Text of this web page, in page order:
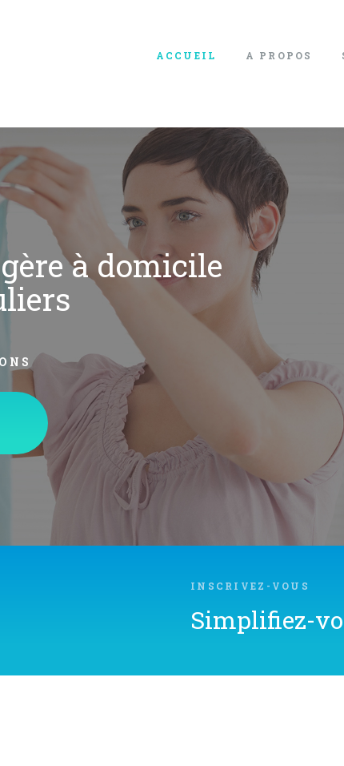
ACCUEIL A PROPOS
INSCRIVEZ-VOUS
Simplifiez-